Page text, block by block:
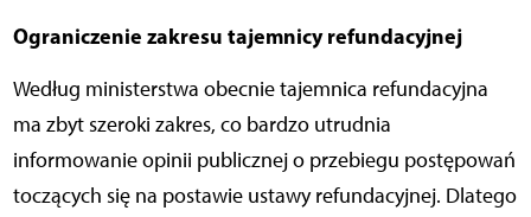
Ograniczenie zakresu tajemnicy refundacyjnej
Według ministerstwa obecnie tajemnica refundacyjna
ma zbyt szeroki zakres, co bardzo utrudnia
informowanie opinii publicznej o przebiegu postępowań
toczących się na postawie ustawy refundacyjnej. Dlatego